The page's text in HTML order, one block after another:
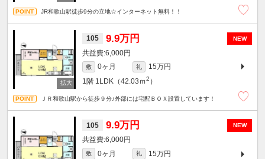
JR和歌山駅徒歩9分の立地☆インターネット無料！！
NEW
105 9.9万円
6,000円
敷 0ヶ月 礼
15万円
1階 1LDK（42.03ｍ2 ）
ＪＲ和歌山駅から徒歩９分♪外部には宅配ＢＯＸ設置しています！
NEW
105 9.9万円
6,000円
敷 0ヶ月 礼
15万円